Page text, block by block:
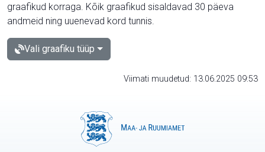
graafikud korraga. Kõik graafikud sisaldavad 30 päeva
andmeid ning uuenevad kord tunnis.
Vali graafiku tüüp
Viimati muudetud: 13.06.2025 09:53